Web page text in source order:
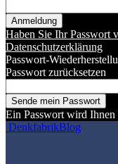
Haben Sie Ihr Passwort
Datenschutzerklärung
Passwort-
Passwort zurücksetzen
Ein Passwort wird
DenkfabrikBlog